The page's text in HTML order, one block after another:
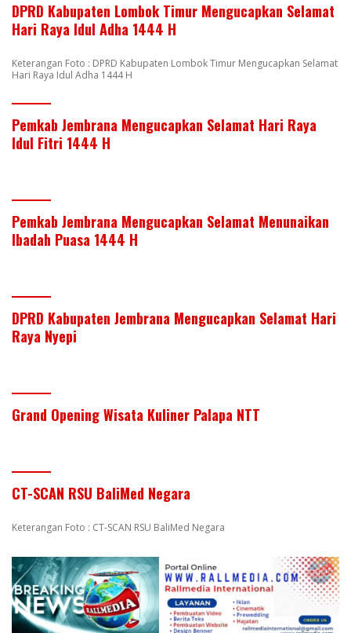
DPRD Kabupaten Lombok Timur Mengucapkan Selamat
Hari Raya Idul Adha 1444 H
Keterangan Foto : DPRD Kabupaten Lombok Timur Mengucapkan Selamat
Hari Raya Idul Adha 1444 H
Pemkab Jembrana Mengucapkan Selamat Hari Raya
Idul Fitri 1444 H
Pemkab Jembrana Mengucapkan Selamat Menunaikan
Ibadah Puasa 1444 H
DPRD Kabupaten Jembrana Mengucapkan Selamat Hari
Raya Nyepi
Grand Opening Wisata Kuliner Palapa NTT
CT-SCAN RSU BaliMed Negara
Keterangan Foto : CT-SCAN RSU BaliMed Negara